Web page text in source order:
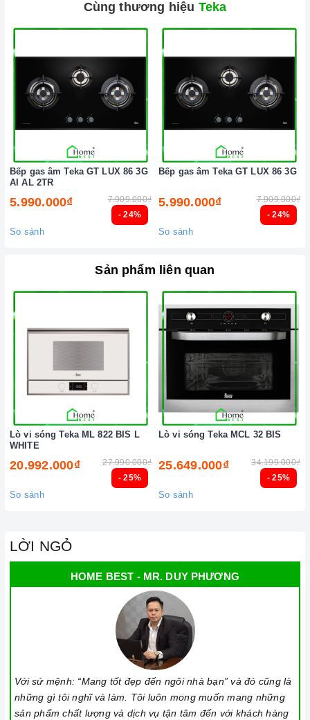
Cùng thương hiệu Teka
- 24%
Bếp gas âm Teka GT LUX 86 3G
AI AL 2TR
5.990.000₫ 7.909.000₫
So sánh
- 24%
Bếp gas âm Teka GT LUX 86 3G
5.990.000₫ 7.909.000₫
So sánh
Sản phẩm liên quan
- 25%
Lò vi sóng Teka ML 822 BIS L
WHITE
20.992.000₫ 27.990.000₫
So sánh
- 25%
Lò vi sóng Teka MCL 32 BIS
25.649.000₫ 34.199.000₫
So sánh
LỜI NGỎ
HOME BEST - MR. DUY PHƯƠNG
Với sứ mệnh: “Mang tốt đẹp đến ngôi nhà bạn” và đó cũng là
những gì tôi nghĩ và làm. Tôi luôn mong muốn mang những
sản phẩm chất lượng và dịch vụ tận tâm đến với khách hàng